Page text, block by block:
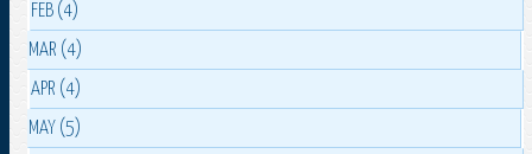
FEB (4)
MAR (4)
APR (4)
MAY (5)